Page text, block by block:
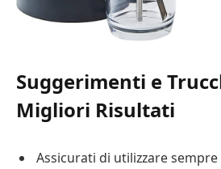
Suggerimenti e
Migliori Risultati
Assicurati di utilizzare